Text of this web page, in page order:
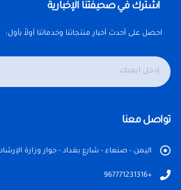
اشترك في صحيفتنا الإخبارية
احصل على أحدث أخبار منتجاتنا وخدماتنا أولاً بأول:
تواصل معنا
اليمن - صنعاء - شارع بغداد - جوار وزارة
+967771231316